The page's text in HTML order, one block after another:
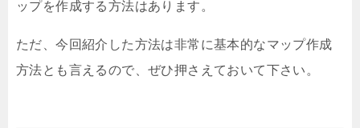
ップを作成する方法はあります。
ただ、今回紹介した方法は非常に基本的なマップ作成
方法とも言えるので、ぜひ押さえておいて下さい。